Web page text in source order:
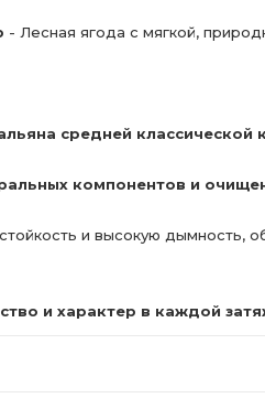
- Лесная ягода с мягкой,
средней классической
компонентов и
и высокую дымность,
и характер в каждой